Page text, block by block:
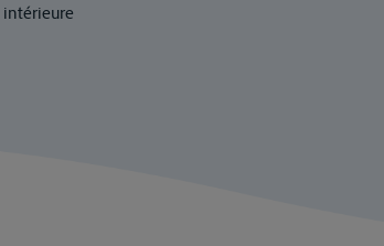
intérieure